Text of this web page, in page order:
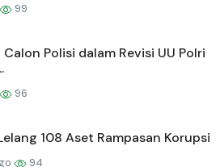
99
Polisi dalam Revisi UU Polri
96
108 Aset Rampasan Korupsi
94